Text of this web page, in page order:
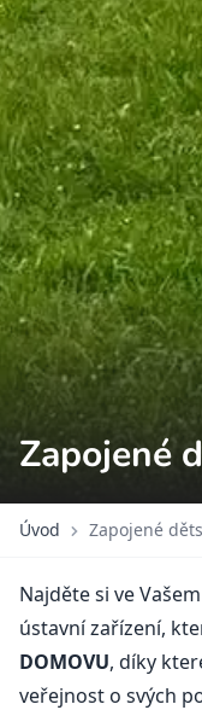
Zapojené
Úvod Zapojené
Najděte si ve
ústavní zařízení,
DOMOVU, díky
veřejnost o svých